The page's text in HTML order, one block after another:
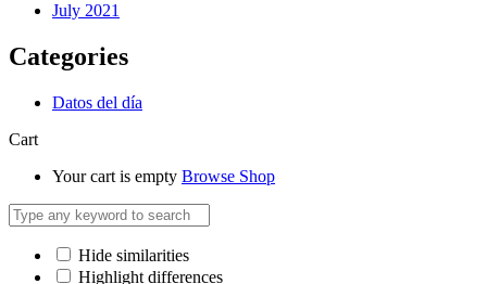
July 2021
Categories
Datos del día
Cart
Your cart is empty Browse Shop
Hide similarities
Highlight differences